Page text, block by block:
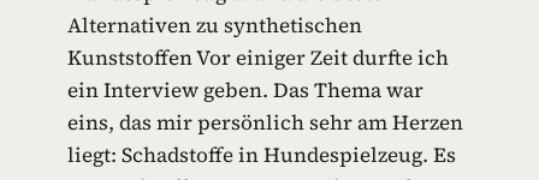
Alternativen zu synthetischen
Kunststoffen Vor einiger Zeit durfte ich
ein Interview geben. Das Thema war
eins, das mir persönlich sehr am Herzen
liegt: Schadstoffe in Hundespielzeug. Es